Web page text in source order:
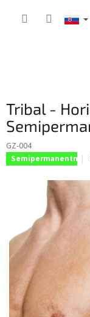
Tribal -
GZ-004
Semipermanentné